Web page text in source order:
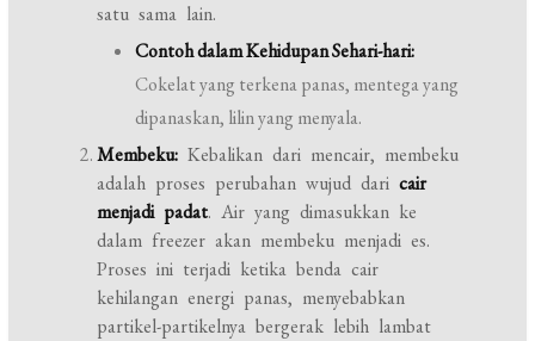
satu sama lain.
Contoh dalam Kehidupan Sehari-hari:
Cokelat yang terkena panas, mentega yang
dipanaskan, lilin yang menyala.
Membeku: Kebalikan dari mencair, membeku
adalah proses perubahan wujud daricair
menjadi padat. Air yang dimasukkan ke
dalam freezer akan membeku menjadi es.
Proses ini terjadi ketika benda cair
kehilangan energi panas, menyebabkan
partikel-partikelnya bergerak lebih lambat